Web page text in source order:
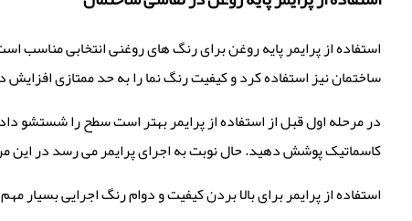
استفاده از پرایمر پایه روغن برای رنگ های روغنی انتخابی مناسب
ساختمان نیز استفاده کرد و کیفیت رنگ نما را به حد ممتازی افزایش
در مرحله اول قبل از استفاده از پرایمر بهتر است سطح را
کاسماتیک پوشش دهید. حال نوبت به اجرای پرایمر می رسد در این
استفاده از پرایمر برای بالا بردن کیفیت و دوام رنگ اجرایی